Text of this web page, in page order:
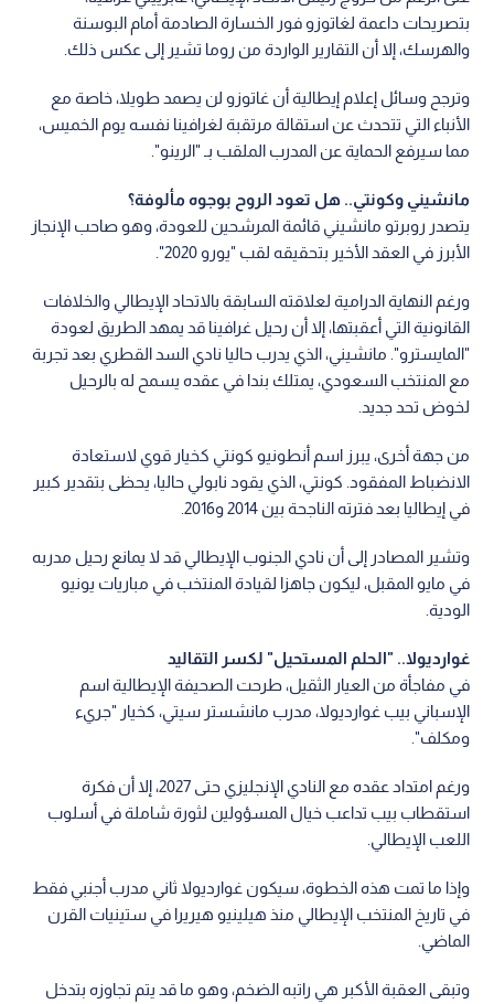
بتصريحات داعمة لغاتوزو فور الخسارة الصادمة أمام البوسنة
والهرسك، إلا أن التقارير الواردة من روما تشير إلى عكس ذلك.
وترجح وسائل إعلام إيطالية أن غاتوزو لن يصمد طويلا، خاصة مع
الأنباء التي تتحدث عن استقالة مرتقبة لغرافينا نفسه يوم الخميس،
مما سيرفع الحماية عن المدرب الملقب بـ "الرينو".
مانشيني وكونتي.. هل تعود الروح بوجوه مألوفة؟
يتصدر روبرتو مانشيني قائمة المرشحين للعودة، وهو صاحب الإنجاز
الأبرز في العقد الأخير بتحقيقه لقب "يورو 2020".
ورغم النهاية الدرامية لعلاقته السابقة بالاتحاد الإيطالي والخلافات
القانونية التي أعقبتها، إلا أن رحيل غرافينا قد يمهد الطريق لعودة
"المايسترو". مانشيني، الذي يدرب حاليا نادي السد القطري بعد تجربة
مع المنتخب السعودي، يمتلك بندا في عقده يسمح له بالرحيل
لخوض تحد جديد.
من جهة أخرى، يبرز اسم أنطونيو كونتي كخيار قوي لاستعادة
الانضباط المفقود. كونتي، الذي يقود نابولي حاليا، يحظى بتقدير كبير
في إيطاليا بعد فترته الناجحة بين 2014 و2016.
وتشير المصادر إلى أن نادي الجنوب الإيطالي قد لا يمانع رحيل مدربه
في مايو المقبل، ليكون جاهزا لقيادة المنتخب في مباريات يونيو
الودية.
غوارديولا.. "الحلم المستحيل" لكسر التقاليد
في مفاجأة من العيار الثقيل، طرحت الصحيفة الإيطالية اسم
الإسباني بيب غوارديولا، مدرب مانشستر سيتي، كخيار "جريء
ومكلف".
ورغم امتداد عقده مع النادي الإنجليزي حتى 2027، إلا أن فكرة
استقطاب بيب تداعب خيال المسؤولين لثورة شاملة في أسلوب
اللعب الإيطالي.
وإذا ما تمت هذه الخطوة، سيكون غوارديولا ثاني مدرب أجنبي فقط
في تاريخ المنتخب الإيطالي منذ هيلينيو هيريرا في ستينيات القرن
الماضي.
وتبقى العقبة الأكبر هي راتبه الضخم، وهو ما قد يتم تجاوزه بتدخل